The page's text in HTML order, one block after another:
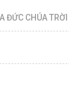
ĐỨC CHÚA TRỜI